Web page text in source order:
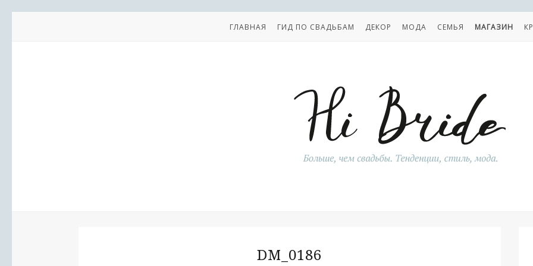
ГЛАВНАЯ ГИД ПО СВАДЬБАМ ДЕКОР МОДА СЕМЬЯ МАГАЗИН
DM_0186